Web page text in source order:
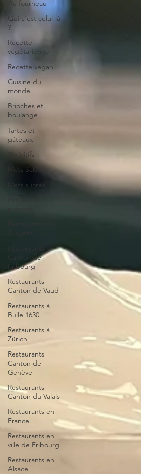
Au fourneau
Qui c'est celui-là
?
Recette
végétarienne
Recette végan
Cuisine du
monde
Brioches et
boulange
Tartes et
gâteaux
Apéritifs
Mets Salés
Mets sucrés
Canton de
Fribourg
Restaurants
Canton de Vaud
Restaurants à
Bulle 1630
Restaurants à
Zürich
Restaurants
Canton de
Genève
Restaurants
Canton du Valais
Restaurants en
France
Restaurants en
ville de Fribourg
Restaurants en
Alsace